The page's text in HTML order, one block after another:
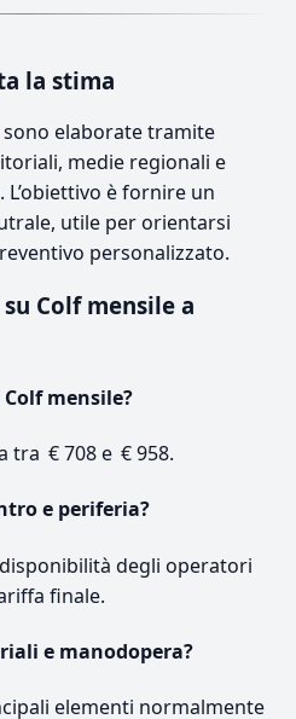
la stima
elaborate tramite
medie regionali e
è fornire un
utile per orientarsi
personalizzato.
Colf mensile a
mensile?
tra € 708 e € 958.
e periferia?
degli operatori
finale.
e manodopera?
elementi normalmente